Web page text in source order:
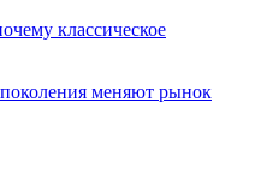
классическое
меняют рынок